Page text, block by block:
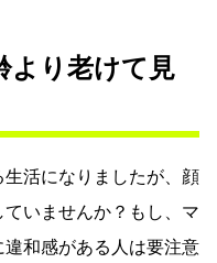
より老けて見
活になりましたが、顔
いませんか？もし、マ
和感がある人は要注意